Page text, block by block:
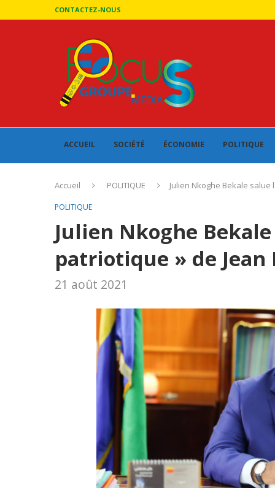
CONTACTEZ-NOUS
ACCUEIL SOCIÉTÉ ÉCONOMIE POLITIQUE
Accueil POLITIQUE Julien Nkoghe Bekale salue
POLITIQUE
Julien Nkoghe
patriotique » de Jean
21 août 2021